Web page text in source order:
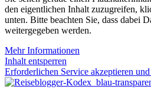
den eigentlichen Inhalt zuzugreifen,
unten. Bitte beachten Sie, dass dabei
weitergegeben werden.
Mehr Informationen
Inhalt entsperren
Erforderlichen Service akzeptieren